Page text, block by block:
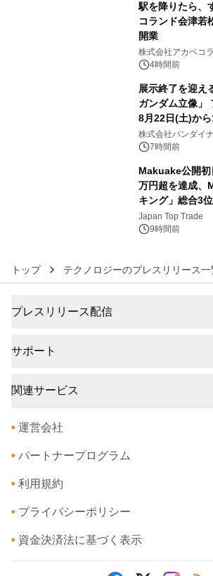
駅を降りたら
コランド会津若
開業
株式会社アカベコ
4時間前
展示終了を迎え
ガンダム立像」
8月22日(土)か
像『UNICORN
BEYOND
株式会社バンダイ
7時間前
Makuake公開
万円超を達成、
キング」総合3
浴シンギングボ
ズ（XL・2XL・
Japan Top Trade
9時間前
トップ テクノロジーのプレスリリース一
プレスリリース配信
サポート
関連サービス
• 運営会社
• パートナープログラム
• 利用規約
• プライバシーポリシー
• 資金決済法に基づく表示